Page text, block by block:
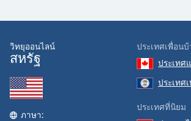
Family
Reset
Done
Close
วิทยุออนไลน์
สหรัฐ
ภาษา:
ประเทศเพื่อน
ประเทศ
ประเทศ
ประเทศที่นิยม